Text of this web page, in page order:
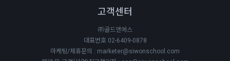
고객센터
㈜골드앤에스
대표번호 02-6409-0878
마케팅/제휴문의 : marketer@siwonschool.com